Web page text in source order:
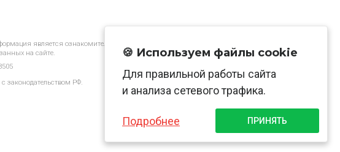
является ознакомительной.
на сайте.
с законодательством РФ.
🍪 Используем файлы cookie
Для правильной работы сайта
и анализа сетевого трафика.
Подробнее ПРИНЯТЬ